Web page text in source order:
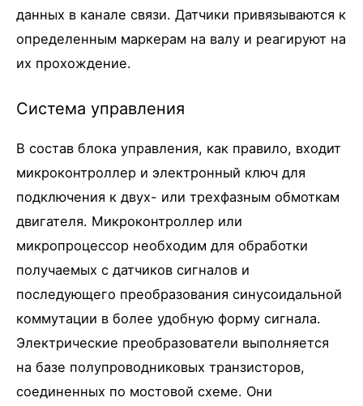
данных в канале связи. Датчики привязываются к
определенным маркерам на валу и реагируют на
их прохождение.
Система управления
В состав блока управления, как правило, входит
микроконтроллер и электронный ключ для
подключения к двух- или трехфазным обмоткам
двигателя. Микроконтроллер или
микропроцессор необходим для обработки
получаемых с датчиков сигналов и
последующего преобразования синусоидальной
коммутации в более удобную форму сигнала.
Электрические преобразователи выполняется
на базе полупроводниковых транзисторов,
соединенных по мостовой схеме. Они